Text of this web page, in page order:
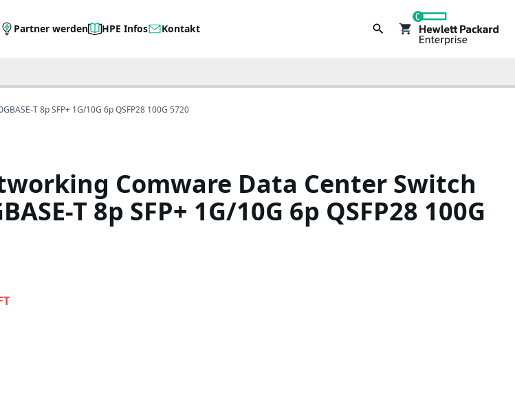
Partner werden HPE Infos Kontakt
0
T 8p SFP+ 1G/10G 6p QSFP28 100G 5720
Comware Data Center Switch
T 8p SFP+ 1G/10G 6p QSFP28 100G